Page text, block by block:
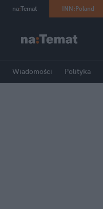
na:Temat INN:Poland
Wiadomości Polityka